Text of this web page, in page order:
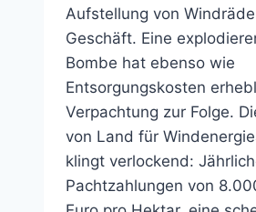
Aufstellung von
Geschäft. Eine
Bombe hat ebenso wie
Entsorgungskosten
Verpachtung zur Folge.
von Land für
klingt verlockend:
Pachtzahlungen von